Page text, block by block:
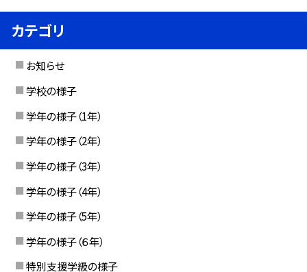
カテゴリ
お知らせ
学校の様子
学年の様子（1年）
学年の様子（2年）
学年の様子（3年）
学年の様子（4年）
学年の様子（5年）
学年の様子（６年）
特別支援学級の様子